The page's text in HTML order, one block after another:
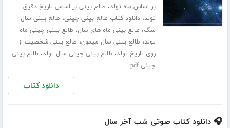
بر اساس ماه تولد، طالع بینی بر اساس تاریخ دقیق
تولد،دانلود کتاب طالع بینی چینی، طالع بینی سال
سگ، طالع بینی ماه های سال، طالع بینی چینی ماه
تولد، طالع بینی سال میمون، طالع بینی شخصیت از
روی تاریخ تولد، طالع بینی چینی سال تولد، طالع بینی
چینی pdf
دانلود کتاب
🎧 دانلود کتاب صوتی شب آخر سال